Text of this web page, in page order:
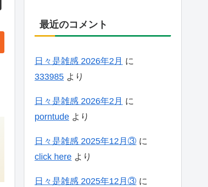
最近のコメント
日々是雑感 2026年2月 に
333985 より
日々是雑感 2026年2月 に
porntude より
日々是雑感 2025年12月③ に
click here より
日々是雑感 2025年12月③ に